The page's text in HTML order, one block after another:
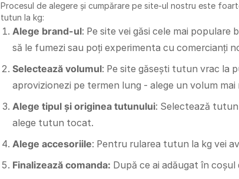
Procesul de alegere și cumpărare pe site-ul nostru este
tutun la kg:
Alege brand-ul: Pe site vei găsi cele mai
să le fumezi sau poți experimenta cu comercianți
Selectează volumul: Pe site găsești tutun vrac la
aprovizionezi pe termen lung - alege un volum mai
Alege tipul și originea tutunului: Selectează
alege tutun tocat.
Alege accesoriile: Pentru rularea tutun la kg vei
Finalizează comanda: După ce ai adăugat în